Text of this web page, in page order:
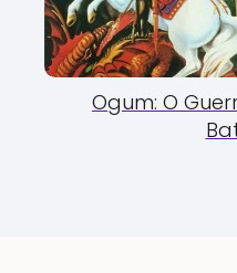
Ogum: O